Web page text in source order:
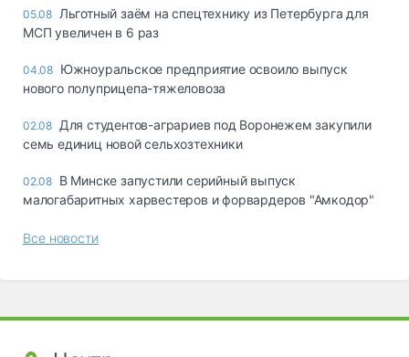
05.08 Льготный заём на спецтехнику из Петербурга для
МСП увеличен в 6 раз
04.08 Южноуральское предприятие освоило выпуск
нового полуприцепа-тяжеловоза
02.08 Для студентов-аграриев под Воронежем закупили
семь единиц новой сельхозтехники
02.08 В Минске запустили серийный выпуск
малогабаритных харвестеров и форвардеров "Амкодор"
Все новости